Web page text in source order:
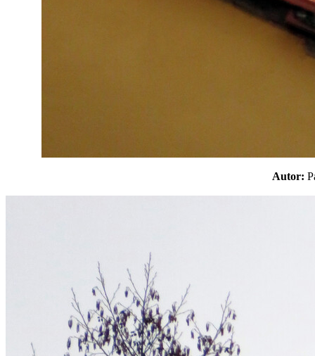
Autor: